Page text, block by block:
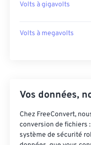
Volts à gigavolts
Volts à megavolts
Vos données,
Chez FreeConvert,
conversion de fichiers
système de sécurité